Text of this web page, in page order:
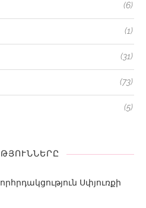
(6)
(1)
(31)
(73)
(5)
Սփյուռքի